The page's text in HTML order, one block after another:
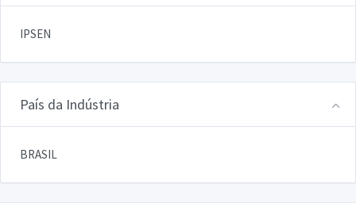
IPSEN
País da Indústria
BRASIL